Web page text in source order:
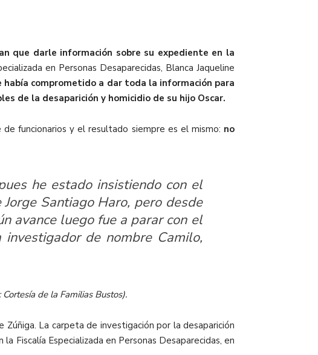
que darle información sobre su expediente en la
en Personas Desaparecidas, Blanca Jaqueline
comprometido a dar toda la información para
de la desaparición y homicidio de su hijo Oscar.
funcionarios y el resultado siempre es el mismo: no
he estado insistiendo con el
Santiago Haro, pero desde
avance luego fue a parar con el
de nombre Camilo,
de la Familias Bustos).
La carpeta de investigación por la desaparición
la Fiscalía Especializada en Personas Desaparecidas, en